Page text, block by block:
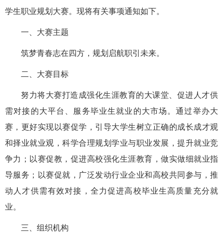
学生职业规划大赛。现将有关事项通知如下。
一、大赛主题
筑梦青春志在四方，规划启航职引未来。
二、大赛目标
努力将大赛打造成强化生涯教育的大课堂、促进人才供
需对接的大平台、服务毕业生就业的大市场。通过举办大
赛，更好实现以赛促学，引导大学生树立正确的成长成才观
和择业就业观，科学合理规划学业与职业发展，提升就业竞
争力；以赛促教，促进高校强化生涯教育，做实做细就业指
导服务；以赛促就，广泛发动行业企业和高校共同参与，推
动人才供需有效对接，全力促进高校毕业生高质量充分就
业。
三、组织机构